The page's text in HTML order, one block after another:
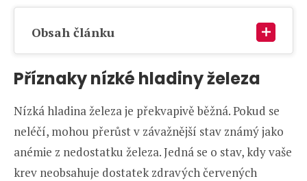
Obsah článku
Příznaky nízké hladiny železa
Nízká hladina železa je překvapivě běžná. Pokud se
neléčí, mohou přerůst v závažnější stav známý jako
anémie z nedostatku železa. Jedná se o stav, kdy vaše
krev neobsahuje dostatek zdravých červených